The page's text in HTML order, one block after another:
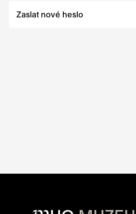
Zaslat nové heslo